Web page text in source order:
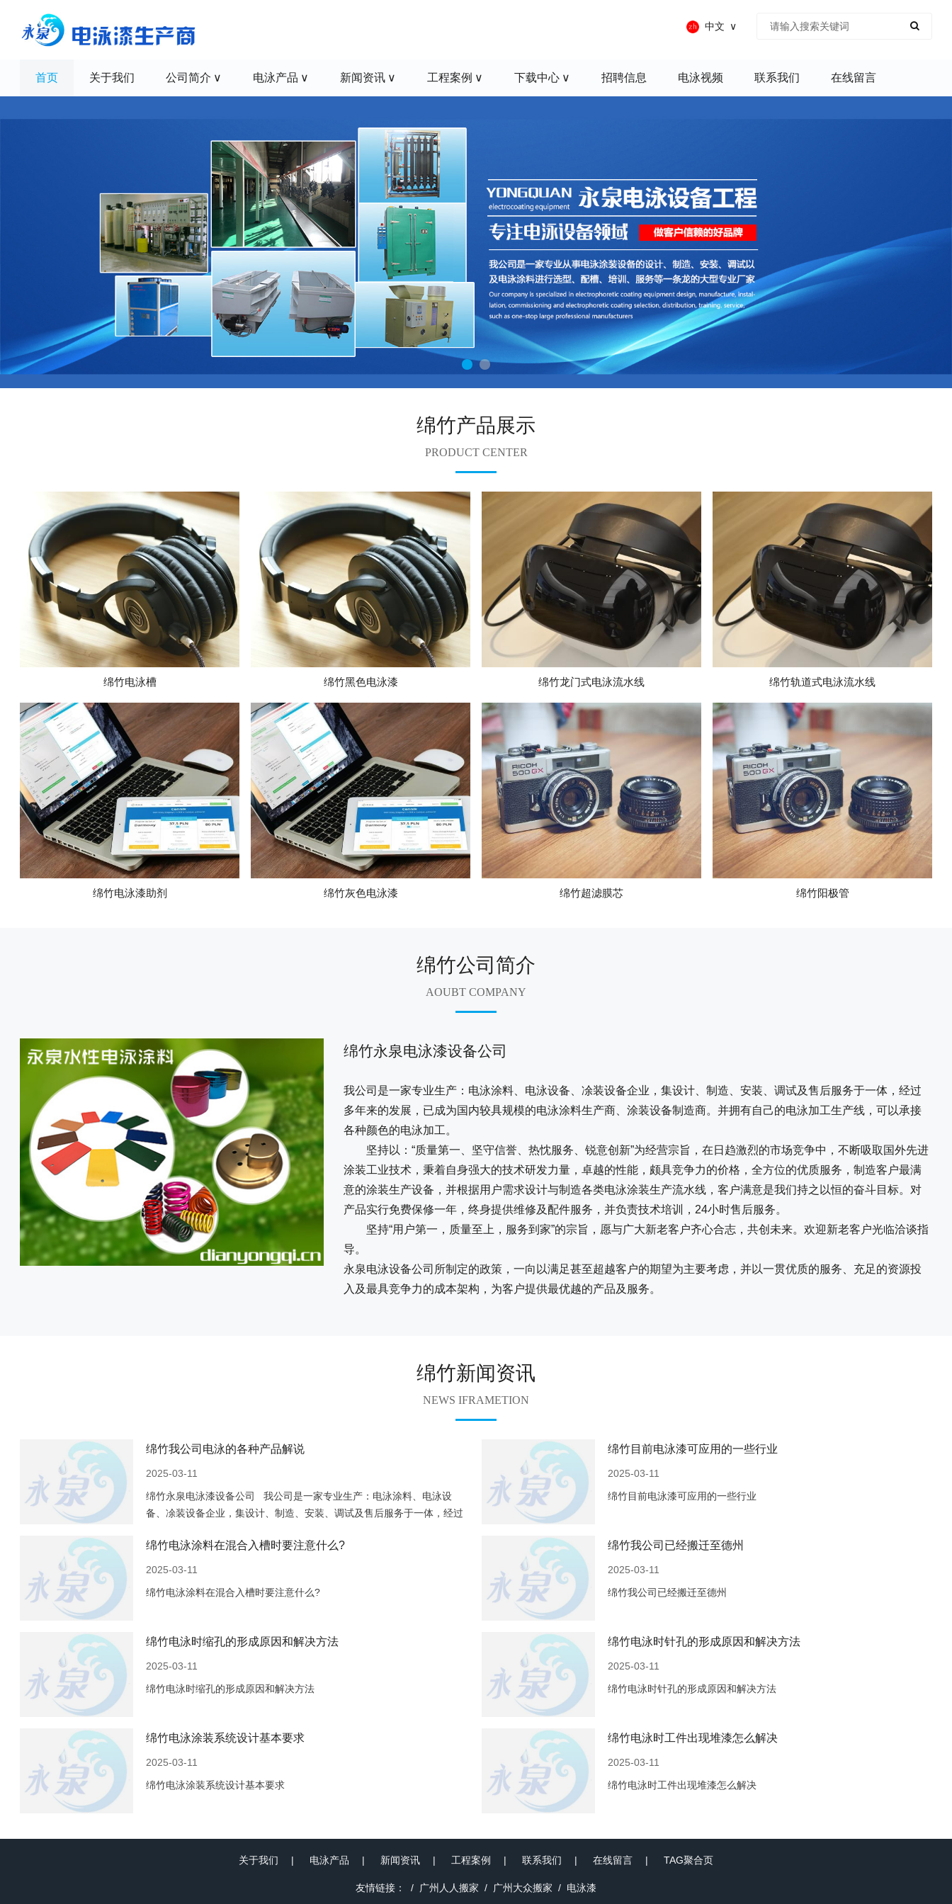
中文
首页 关于我们 公司简介 电泳产品 新闻资讯 工程案例 下载中心 招聘信息 电泳视频 联系我们 在线留言
绵竹产品展示
PRODUCT CENTER
绵竹电泳槽 绵竹黑色电泳漆 绵竹龙门式电泳流水线 绵竹轨道式电泳流水线
绵竹电泳漆助剂 绵竹灰色电泳漆 绵竹超滤膜芯 绵竹阳极管
绵竹公司简介
AOUBT COMPANY
绵竹永泉电泳漆设备公司
我公司是一家专业生产：电泳涂料、电泳设备、凃装设备企业，集设计、制造、安装、调试及售后服务于一体，经过
多年来的发展，已成为国内较具规模的电泳涂料生产商、涂装设备制造商。并拥有自己的电泳加工生产线，可以承接
各种颜色的电泳加工。
坚持以：“质量第一、坚守信誉、热忱服务、锐意创新”为经营宗旨，在日趋激烈的市场竞争中，不断吸取国外先进
涂装工业技术，秉着自身强大的技术研发力量，卓越的性能，颇具竞争力的价格，全方位的优质服务，制造客户最满
意的涂装生产设备，并根据用户需求设计与制造各类电泳涂装生产流水线，客户满意是我们持之以恒的奋斗目标。对
产品实行免费保修一年，终身提供维修及配件服务，并负责技术培训，24小时售后服务。
坚持“用户第一，质量至上，服务到家”的宗旨，愿与广大新老客户齐心合志，共创未来。欢迎新老客户光临洽谈指
导。
永泉电泳设备公司所制定的政策，一向以满足甚至超越客户的期望为主要考虑，并以一贯优质的服务、充足的资源投
入及最具竞争力的成本架构，为客户提供最优越的产品及服务。
绵竹新闻资讯
NEWS IFRAMETION
绵竹我公司电泳的各种产品解说
2025-03-11
绵竹永泉电泳漆设备公司 我公司是一家专业生产：电泳涂料、电泳设
备、凃装设备企业，集设计、制造、安装、调试及售后服务于一体，经过
绵竹目前电泳漆可应用的一些行业
2025-03-11
绵竹目前电泳漆可应用的一些行业
绵竹电泳涂料在混合入槽时要注意什么?
2025-03-11
绵竹电泳涂料在混合入槽时要注意什么?
绵竹我公司已经搬迁至德州
2025-03-11
绵竹我公司已经搬迁至德州
绵竹电泳时缩孔的形成原因和解决方法
2025-03-11
绵竹电泳时缩孔的形成原因和解决方法
绵竹电泳时针孔的形成原因和解决方法
2025-03-11
绵竹电泳时针孔的形成原因和解决方法
绵竹电泳涂装系统设计基本要求
2025-03-11
绵竹电泳涂装系统设计基本要求
绵竹电泳时工件出现堆漆怎么解决
2025-03-11
绵竹电泳时工件出现堆漆怎么解决
关于我们 电泳产品 新闻资讯 工程案例 联系我们 在线留言 TAG聚合页
友情链接： 广州人人搬家 广州大众搬家 电泳漆